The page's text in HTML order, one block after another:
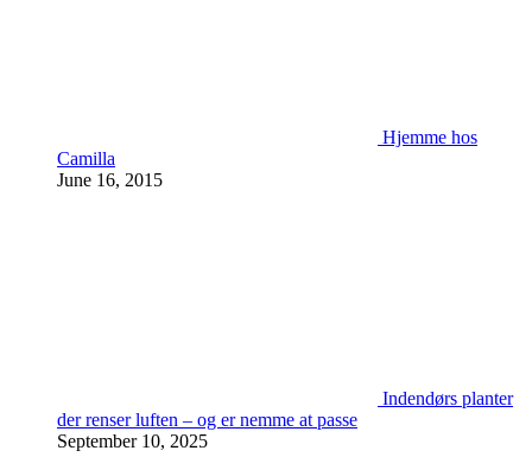
Hjemme hos
Camilla
June 16, 2015
Indendørs planter
der renser luften – og er nemme at passe
September 10, 2025